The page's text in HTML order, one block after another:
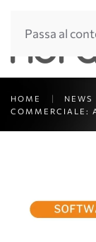
Passa al
HOME NEWS
COMMERCIALE: